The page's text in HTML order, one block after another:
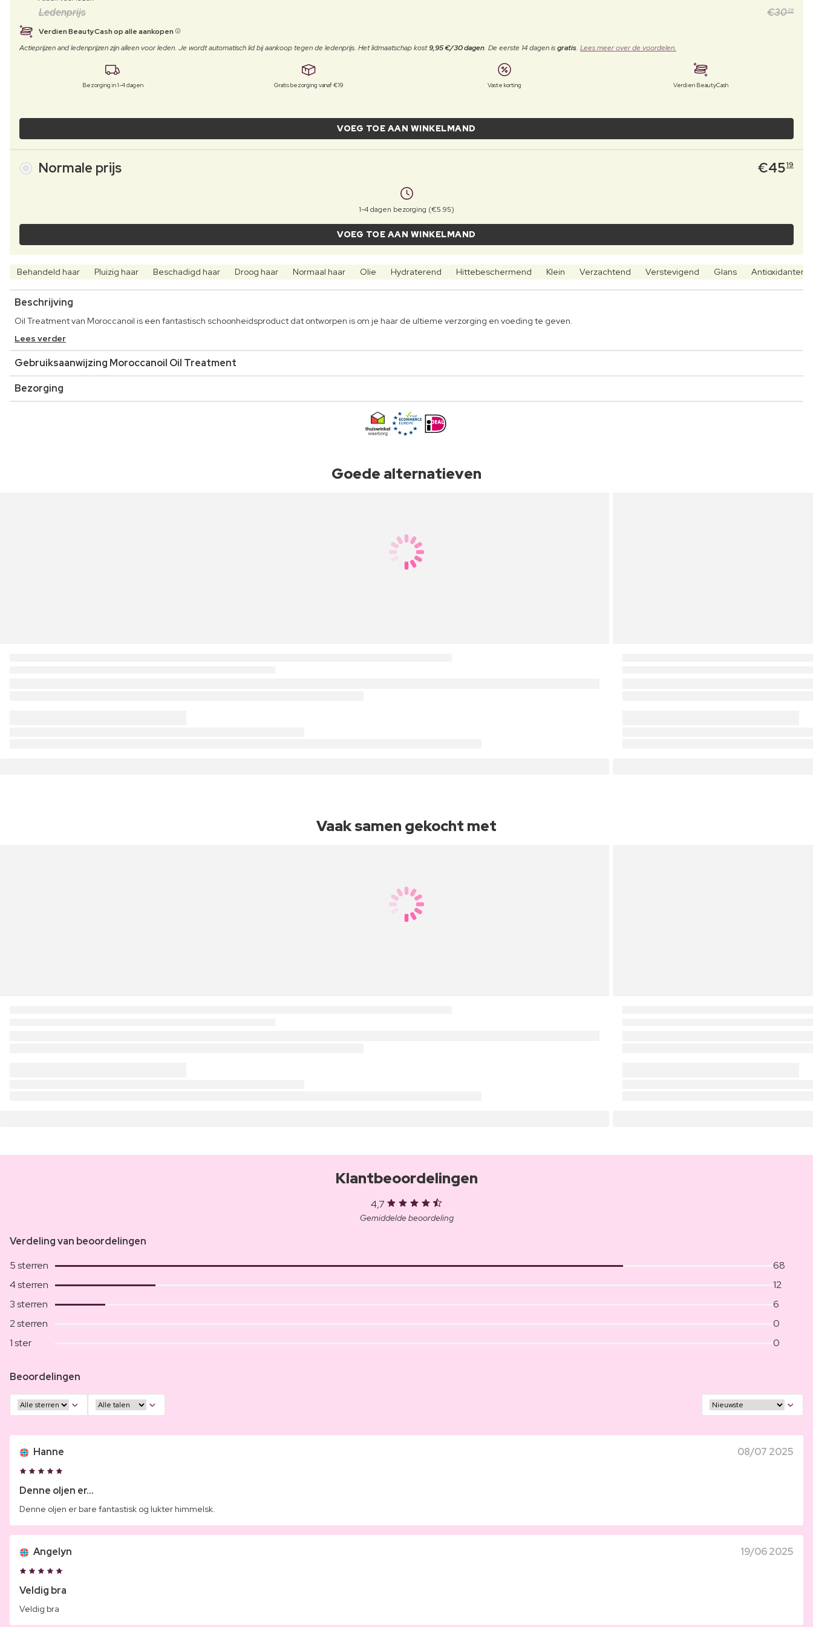
Ledenprijs €3039
Verdien BeautyCash op alle aankopen
Actieprijzen and ledenprijzen zijn alleen voor leden. Je wordt automatisch lid bij aankoop tegen de ledenprijs. Het lidmaatschap kost9,95 €/30 dagen. De eerste 14 dagen isgratis. Lees meer over de voordelen.
Bezorging in 1-4 dagen Gratis bezorging vanaf €19 Vaste korting Verdien BeautyCash
VOEG TOE AAN WINKELMAND
Normale prijs €4519
1-4 dagen bezorging (€5.95)
VOEG TOE AAN WINKELMAND
Behandeld haar Pluizig haar Beschadigd haar Droog haar Normaal haar Olie Hydraterend Hittebeschermend Klein Verzachtend Verstevigend Glans Antioxidanten
Beschrijving
Oil Treatment van Moroccanoil is een fantastisch schoonheidsproduct dat ontworpen is om je haar de ultieme verzorging en voeding te geven.
Lees verder
Gebruiksaanwijzing Moroccanoil Oil Treatment
Bezorging
Goede alternatieven
Vaak samen gekocht met
Klantbeoordelingen
4,7
Gemiddelde beoordeling
Verdeling van beoordelingen
5 sterren
68
4 sterren
12
3 sterren
6
2 sterren
0
1 ster
0
Beoordelingen
Hanne 08/07 2025
Denne oljen er...
Denne oljen er bare fantastisk og lukter himmelsk.
Angelyn 19/06 2025
Veldig bra
Veldig bra